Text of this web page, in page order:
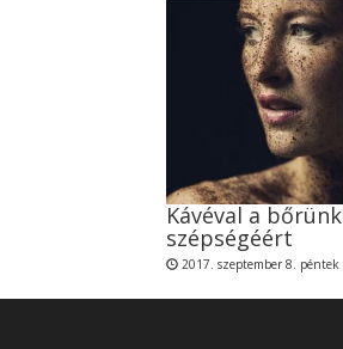
Kávéval a bőrünk
szépségéért
2017. szeptember 8. péntek